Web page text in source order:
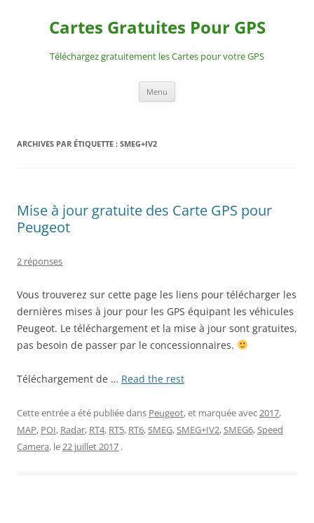
contenuCartes Gratuites Pour GPS
Téléchargez gratuitement les Cartes pour votre GPS
Menu
ARCHIVES PAR ÉTIQUETTE : SMEG+IV2
Mise à jour gratuite des Carte GPS pour
Peugeot
2 réponses
Vous trouverez sur cette page les liens pour télécharger les
dernières mises à jour pour les GPS équipant les véhicules
Peugeot. Le téléchargement et la mise à jour sont gratuites,
pas besoin de passer par le concessionnaires.
Téléchargement de … Read the rest
Cette entrée a été publiée dans Peugeot, et marquée avec2017,
MAP, POI, Radar, RT4, RT5, RT6,SMEG,SMEG+IV2,SMEG6,Speed
Camera, le22 juillet 2017 .